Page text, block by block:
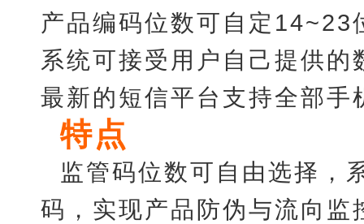
产品编码位数可自定 14~23
系统可接受用户自己提供
最新的短信平台支持全部
特点
监管码位数可自由选择，
码，实现产品防伪与流向